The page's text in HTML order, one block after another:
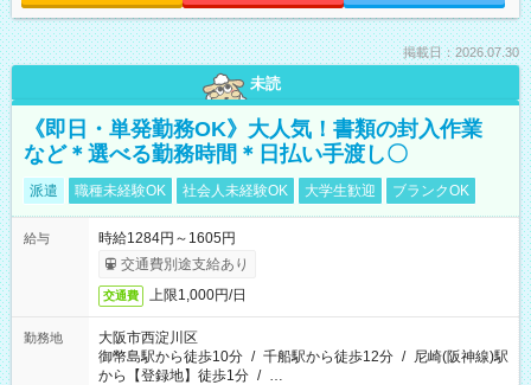
掲載日：2026.07.30
未読
《即日・単発勤務OK》大人気！書類の封入作業
など＊選べる勤務時間＊日払い手渡し〇
派遣 職種未経験OK 社会人未経験OK 大学生歓迎 ブランクOK
給与
時給1284円～1605円
交通費別途支給あり
交通費 上限1,000円/日
勤務地
大阪市西淀川区
御幣島駅から徒歩10分 / 千船駅から徒歩12分 / 尼崎(阪神線)駅
から【登録地】徒歩1分 / …